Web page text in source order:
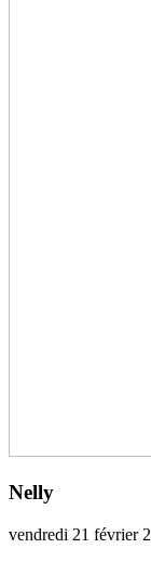
Nelly
vendredi 21 février